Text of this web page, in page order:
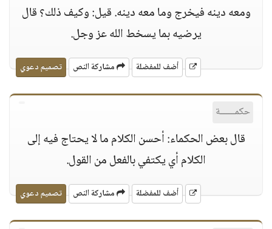
ومعه دينه فيخرج وما معه دينه. قيل: وكيف ذلك؟ قال
يرضيه بما يسخط الله عز وجل.
أضف للمفضلة مشاركة النص تصميم دعوي
حكمــــــة
قال بعض الحكماء: أحسن الكلام ما لا يحتاج فيه إلى
الكلام أي يكتفي بالفعل من القول.
أضف للمفضلة مشاركة النص تصميم دعوي